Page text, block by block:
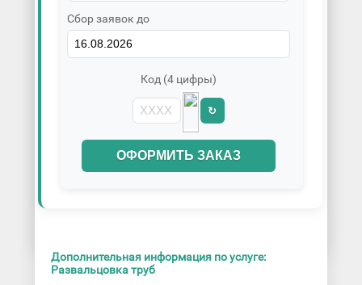
Сбор заявок до
Код (4 цифры)
↻
ОФОРМИТЬ ЗАКАЗ
Дополнительная информация по услуге:
Развальцовка труб